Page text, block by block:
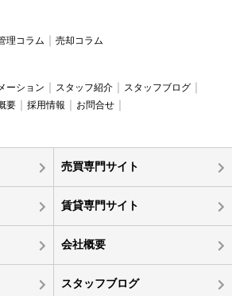
理コラム 売却コラム
ーション スタッフ紹介
スタッフブログ
要 採用情報
お問合せ
売買専門サイト
賃貸専門サイト
会社概要
スタッフブログ